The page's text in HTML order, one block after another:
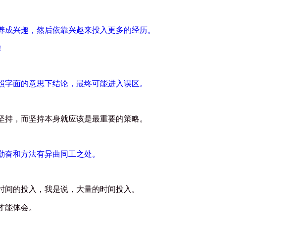
兴趣，然后依靠兴趣来投入更多的经历。
！
面的意思下结论，最终可能进入误区。
，而坚持本身就应该是最重要的策略。
和方法有异曲同工之处。
的投入，我是说，大量的时间投入。
体会。